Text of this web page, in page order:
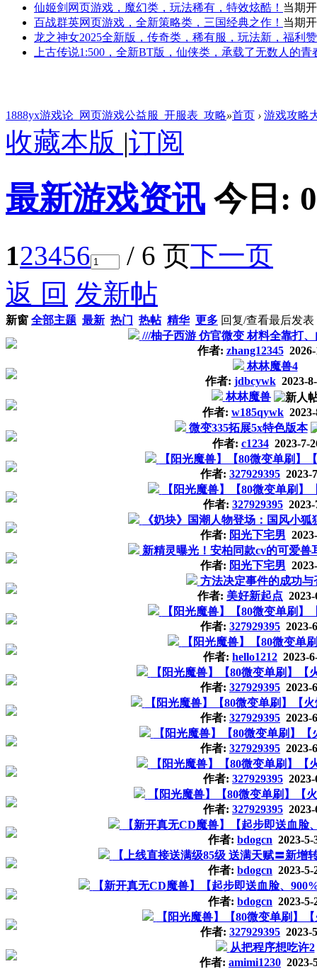
仙姬剑 网页游戏，魔幻类，玩法稀有，特效炫酷！ 当期
百战群英网页游戏，全新策略类，三国经典之作！ 当期
龙之神女2025全新版，传奇类，稀有服，玩法新，福利
上古传说1:500，全新BT版，仙侠类，承载了无数人的青
1888yx游戏论_网页游戏公益服_开服表_攻略»首页 › 游戏攻略
收藏本版 |订阅
最新游戏资讯 今日: 0
123456 / 6 页下一页
返 回 发新帖
新窗 全部主题 最新 热门 热帖 精华 更多 回复/查看最后发表
///柚子西游 仿官微变 材料全靠打
作者: zhang123452026-
林林魔兽4
作者: jdbcywk2023-
林林魔兽
作者: w185qywk
微变335拓展5x特色版本
作者: c12342023-7-
【阳光魔兽】【80微变单刷】
作者: 327929395 2023-
【阳光魔兽】【80微变单刷】
作者: 327929395 2023-
《奶块》国潮人物登场：国风小
作者: 阳光下宅男
新精灵曝光！安柏同款cv的可爱兽
作者: 阳光下宅男
方法决定事件的成功与
作者: 美好新起点
【阳光魔兽】【80微变单刷】
作者: 327929395 2023-
【阳光魔兽】【80微变单
作者: hello1212 2023-
【阳光魔兽】【80微变单刷】【
作者: 327929395 2023-
【阳光魔兽】【80微变单刷】【
作者: 327929395 2023-
【阳光魔兽】【80微变单刷】【
作者: 327929395 2023-
【阳光魔兽】【80微变单刷】【
作者: 327929395 2023-
【阳光魔兽】【80微变单刷】【
作者: 327929395 2023-
【新开真无CD魔兽】【起步即送血脸
作者: bdogcn 2023-5-
【上线直接送满级85级 送满天赋〓新增
作者: bdogcn 2023-5-
【新开真无CD魔兽】【起步即送血脸、
作者: bdogcn 2023-5-
【阳光魔兽】【80微变单刷】
作者: 327929395 2023-
从把程序想吃许2
作者: amimi1230 2023-